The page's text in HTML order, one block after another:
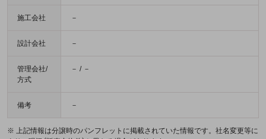
施工会社 －
設計会社 －
管理会社/
方式
－ / －
備考 －
※ 上記情報は分譲時のパンフレットに掲載されていた情報です。社名変更等に